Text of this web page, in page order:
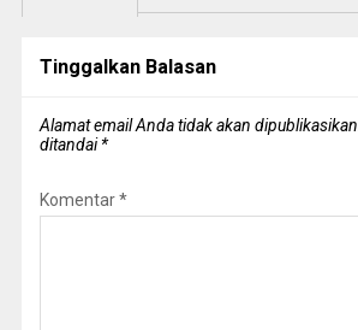
Tinggalkan Balasan
Alamat email Anda tidak akan dipublikasikan.
ditandai*
Komentar*